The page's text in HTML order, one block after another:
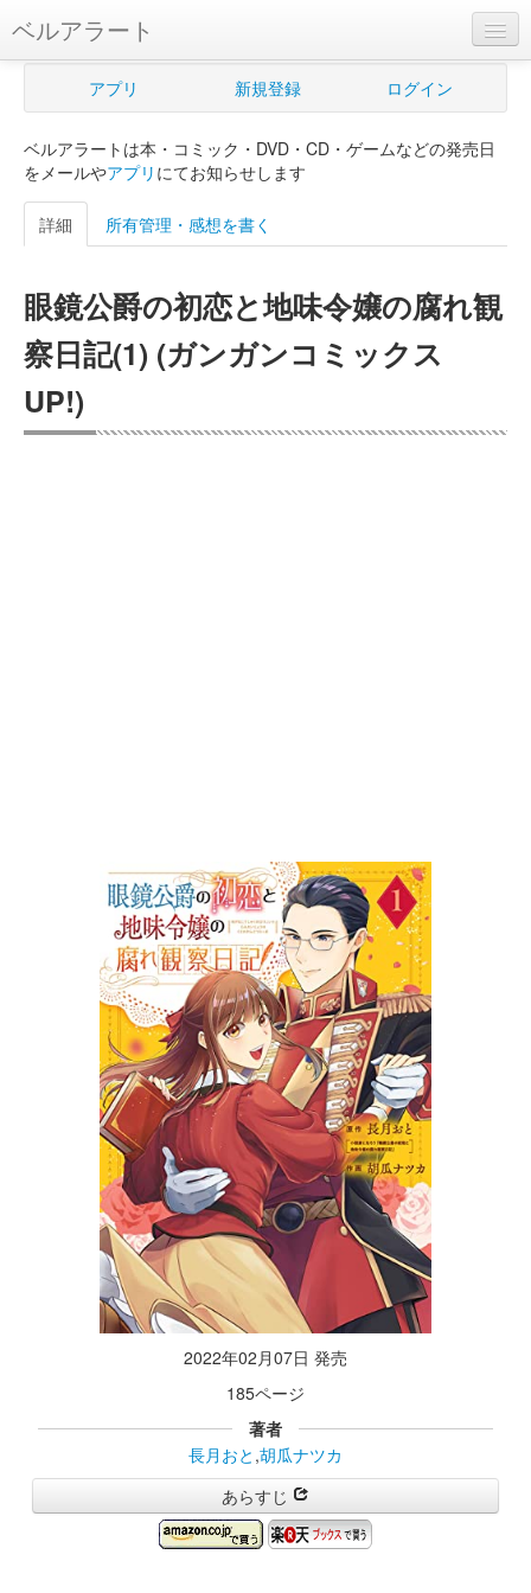
ベルアラート
ベルアラートとは
新規登録
ログイン
購入管理
Myシェルフ
プレミアム
アプリ 新規登録 ログイン
ベルアラートは本・コミック・DVD・CD・ゲームなどの発売日
をメールやアプリ にてお知らせします
詳細 所有管理・感想を書く
眼鏡公爵の初恋と地味令嬢の腐れ観
察日記(1) (ガンガンコミックス
UP!)
2022年02月07日 発売
185ページ
著者
長月おと ,胡瓜ナツカ
あらすじ